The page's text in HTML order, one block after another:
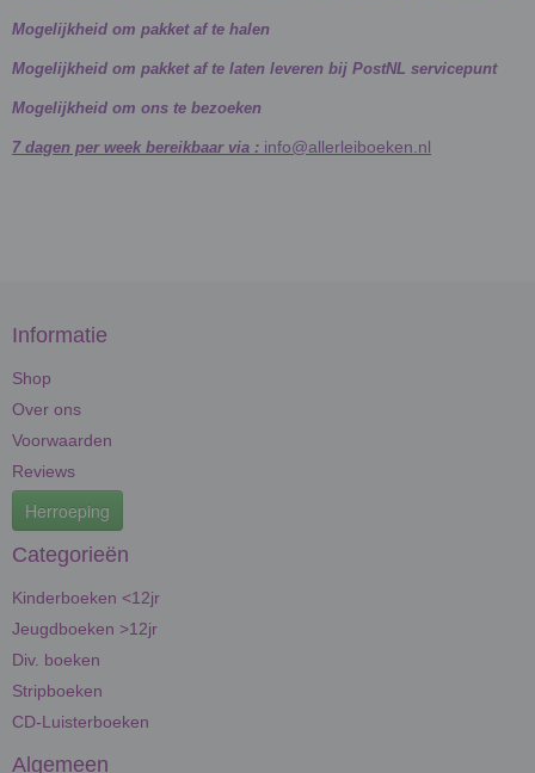
Mogelijkheid om pakket af te halen
Mogelijkheid om pakket af te laten leveren bij PostNL servicepunt
Mogelijkheid om ons te bezoeken
7 dagen per week bereikbaar via : info@allerleiboeken.nl
Informatie
Shop
Over ons
Voorwaarden
Reviews
Herroeping
Categorieën
Kinderboeken <12jr
Jeugdboeken >12jr
Div. boeken
Stripboeken
CD-Luisterboeken
Algemeen